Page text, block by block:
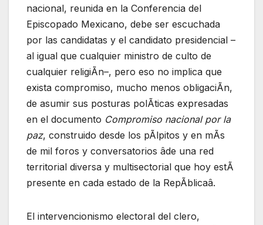
nacional, reunida en la Conferencia del
Episcopado Mexicano, debe ser escuchada
por las candidatas y el candidato presidencial –
al igual que cualquier ministro de culto de
cualquier religiÃn–, pero eso no implica que
exista compromiso, mucho menos obligaciÃn,
de asumir sus posturas polÃticas expresadas
en el documento Compromiso nacional por la
paz, construido desde los pÃlpitos y en mÃs
de mil foros y conversatorios âde una red
territorial diversa y multisectorial que hoy estÃ
presente en cada estado de la RepÃblicaâ.
El intervencionismo electoral del clero,